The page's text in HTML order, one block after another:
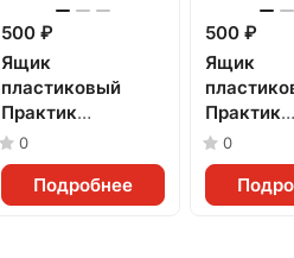
500 ₽
Ящик
пластиковый
Практик
(400x230x150мм)
0
Подробнее
500 ₽
Ящик
Практик
0